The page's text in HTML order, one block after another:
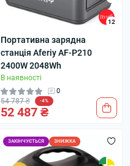
12
Портативна зарядна
станція Aferiy AF-P210
2400W 2048Wh
В наявності
0
54 787 ₴ -4%
52 487 ₴
ЗАКІНЧУЄТЬСЯ ЗНИЖКА